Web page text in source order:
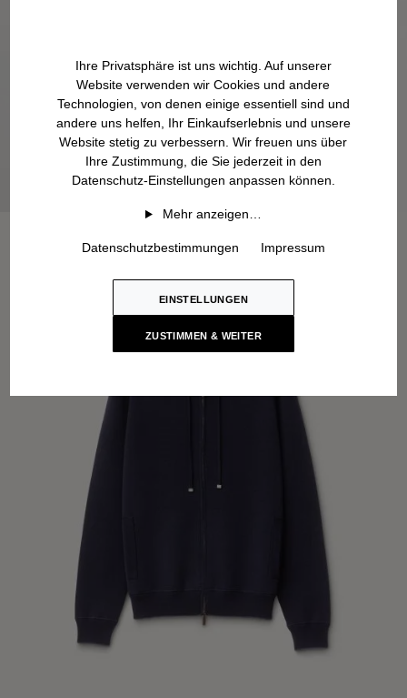
Ihre Privatsphäre ist uns wichtig. Auf unserer
Website verwenden wir Cookies und andere
Technologien, von denen einige essentiell sind und
andere uns helfen, Ihr Einkaufserlebnis und unsere
Website stetig zu verbessern. Wir freuen uns über
Ihre Zustimmung, die Sie jederzeit in den
Datenschutz-Einstellungen anpassen können.
Mehr anzeigen…
Datenschutzbestimmungen Impressum
EINSTELLUNGEN
ZUSTIMMEN & WEITER